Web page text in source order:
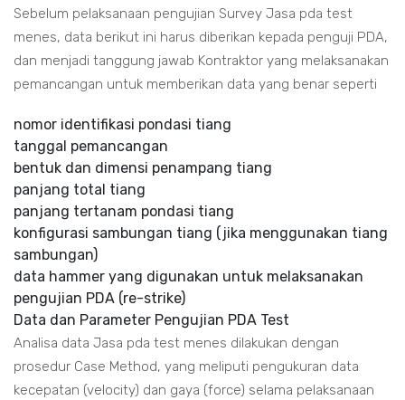
Sebelum pelaksanaan pengujian Survey Jasa pda test
menes, data berikut ini harus diberikan kepada penguji PDA,
dan menjadi tanggung jawab Kontraktor yang melaksanakan
pemancangan untuk memberikan data yang benar seperti
nomor identifikasi pondasi tiang
tanggal pemancangan
bentuk dan dimensi penampang tiang
panjang total tiang
panjang tertanam pondasi tiang
konfigurasi sambungan tiang (jika menggunakan tiang
sambungan)
data hammer yang digunakan untuk melaksanakan
pengujian PDA (re-strike)
Data dan Parameter Pengujian PDA Test
Analisa data Jasa pda test menes dilakukan dengan
prosedur Case Method, yang meliputi pengukuran data
kecepatan (velocity) dan gaya (force) selama pelaksanaan